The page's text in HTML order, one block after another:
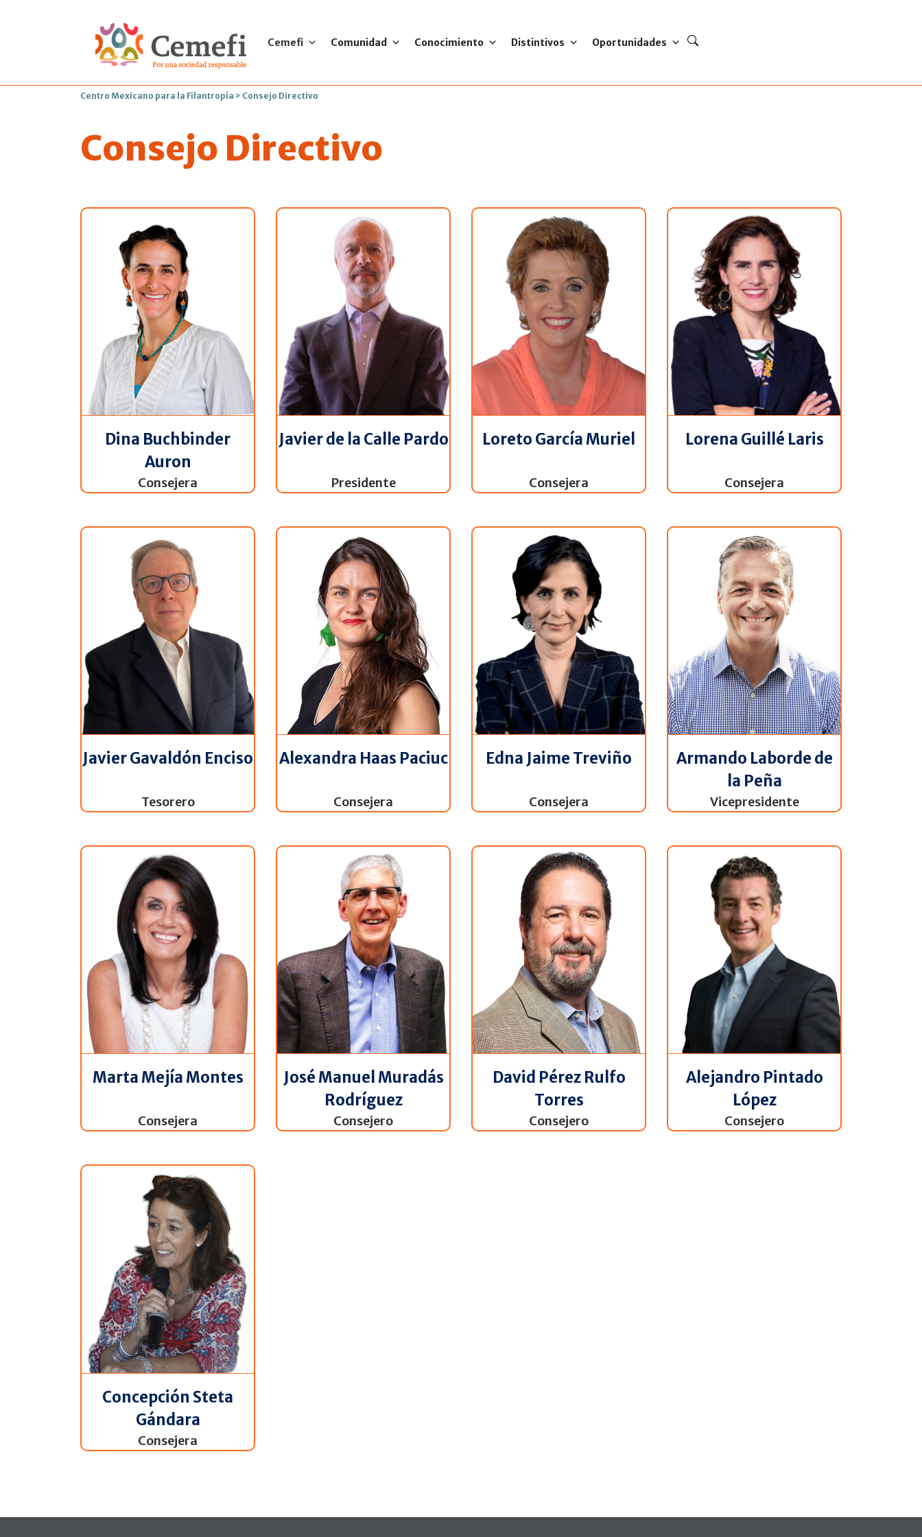
Cemefi Comunidad Conocimiento Distintivos Oportunidades
Centro Mexicano para la Filantropía > Consejo Directivo
Consejo Directivo
Dina Buchbinder
Auron
Consejera
Javier de la Calle Pardo
Presidente
Loreto García Muriel
Consejera
Lorena Guillé Laris
Consejera
Javier Gavaldón Enciso
Tesorero
Alexandra Haas Paciuc
Consejera
Edna Jaime Treviño
Consejera
Armando Laborde de
la Peña
Vicepresidente
Marta Mejía Montes
Consejera
José Manuel Muradás
Rodríguez
Consejero
David Pérez Rulfo
Torres
Consejero
Alejandro Pintado
López
Consejero
Concepción Steta
Gándara
Consejera